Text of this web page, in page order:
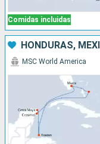
Comidas incluidas
MSC World America